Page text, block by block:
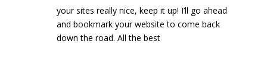
your sites really nice, keep it up! I’ll go ahead
and bookmark your website to come back
down the road. All the best